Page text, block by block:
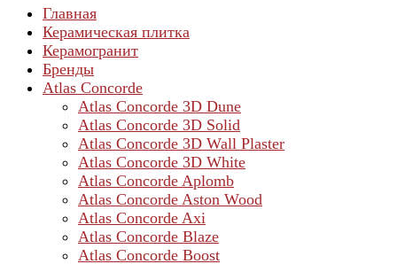
Главная
Керамическая плитка
Керамогранит
Бренды
Atlas Concorde
Atlas Concorde 3D Dune
Atlas Concorde 3D Solid
Atlas Concorde 3D Wall Plaster
Atlas Concorde 3D White
Atlas Concorde Aplomb
Atlas Concorde Aston Wood
Atlas Concorde Axi
Atlas Concorde Blaze
Atlas Concorde Boost